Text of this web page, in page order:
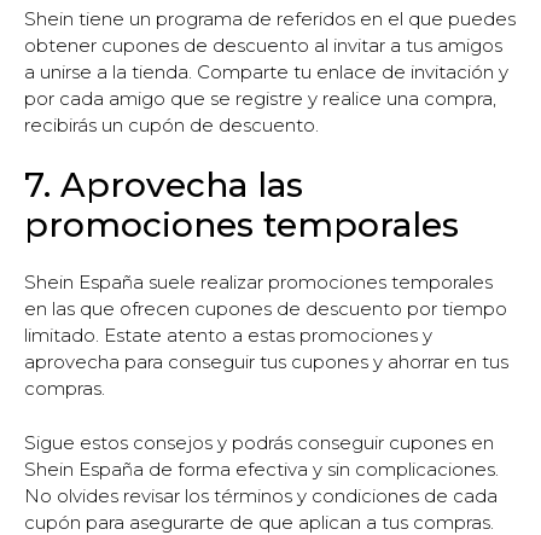
Shein tiene un programa de referidos en el que puedes
obtener cupones de descuento al invitar a tus amigos
a unirse a la tienda. Comparte tu enlace de invitación y
por cada amigo que se registre y realice una compra,
recibirás un cupón de descuento.
7. Aprovecha las
promociones temporales
Shein España suele realizar promociones temporales
en las que ofrecen cupones de descuento por tiempo
limitado. Estate atento a estas promociones y
aprovecha para conseguir tus cupones y ahorrar en tus
compras.
Sigue estos consejos y podrás conseguir cupones en
Shein España de forma efectiva y sin complicaciones.
No olvides revisar los términos y condiciones de cada
cupón para asegurarte de que aplican a tus compras.